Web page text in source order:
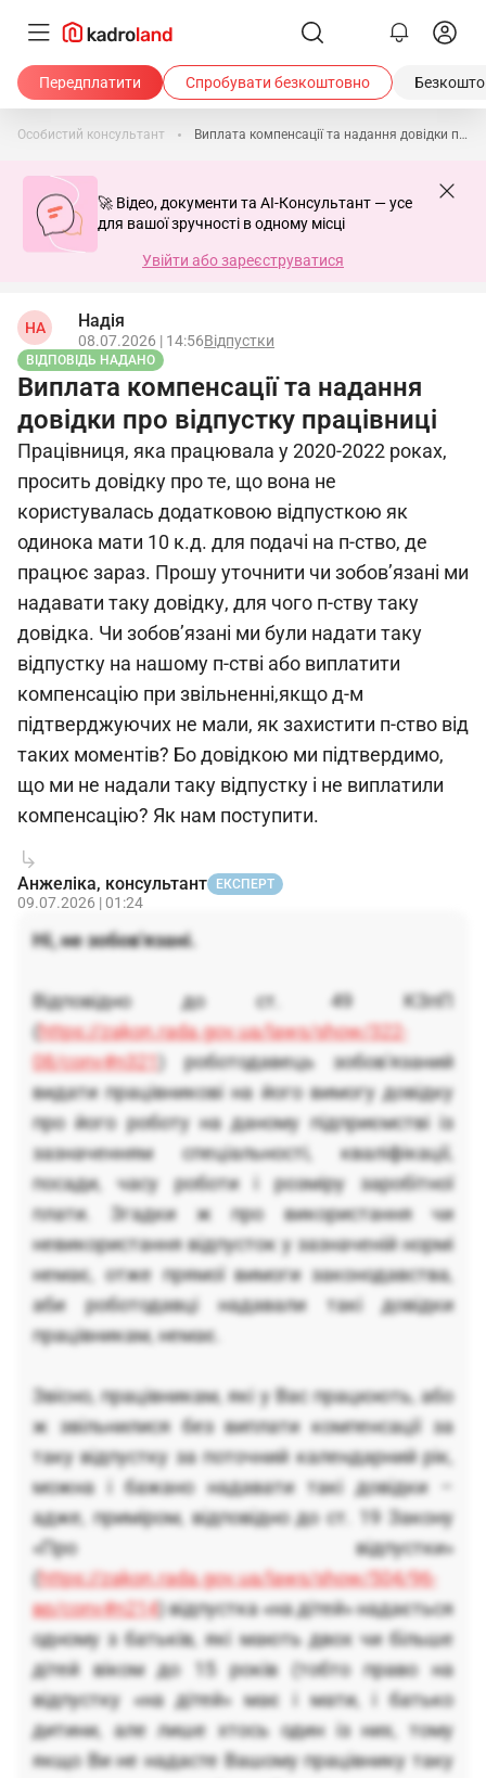
Передплатити Спробувати безкоштовно
Особистий консультант Виплата компенсації та надання довідки про відпустку працівниці
🚀 Відео, документи та AI-Консультант — усе
для вашої зручності в одному місці
Увійти або зареєструватися
НА Надія
08.07.2026 | 14:56Відпустки
ВІДПОВІДЬ НАДАНО
Виплата компенсації та надання
довідки про відпустку працівниці
Працівниця, яка працювала у 2020-2022 роках,
просить довідку про те, що вона не
користувалась додатковою відпусткою як
одинока мати 10 к.д. для подачі на п-ство, де
працює зараз. Прошу уточнити чи зобов’язані ми
надавати таку довідку, для чого п-ству таку
довідка. Чи зобов’язані ми були надати таку
відпустку на нашому п-стві або виплатити
компенсацію при звільненні,якщо д-м
підтверджуючих не мали, як захистити п-ство від
таких моментів? Бо довідкою ми підтвердимо,
що ми не надали таку відпустку і не виплатили
компенсацію? Як нам поступити.
Анжеліка, консультант ЕКСПЕРТ
09.07.2026 | 01:24
Ні, не зобов'язані.
Відповідно до ст. 49 КЗпП
(https://zakon.rada.gov.ua/laws/show/322-
08/conv#n321
) роботодавець зобов'язаний
видати працівникові на його вимогу довідку
про його роботу на даному підприємстві із
зазначенням спеціальності, кваліфікації,
посади, часу роботи і розміру заробітної
плати. Згадки ж про використання чи
невикористання відпусток у зазначеній нормі
немає, отже прямої вимоги законодавства,
аби роботодавці надавали такі довідки
працівникам, немає.
Звісно, працівникам, які у Вас працюють, або
ж звільнилися без виплати компенсації за
таку відпустку за поточний календарний рік,
можна і бажано надавати такі довідки –
адже, приміром, відповідно до ст. 19 Закону
«Про відпустки»
(https://zakon.rada.gov.ua/laws/show/504/96-
вр/conv#n214) відпустка «на дітей» надається
одному з батьків, які мають двох чи більше
дітей віком до 15 років (тобто право на
відпустку «на дітей» має і мати, і батько
дитини, але лише хтось один із них, тому
якщо Ви не надасте Вашому працівнику таку